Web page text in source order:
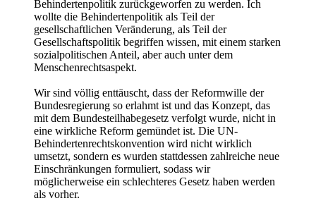
Behindertenpolitik zurückgeworfen zu werden. Ich
wollte die Behindertenpolitik als Teil der
gesellschaftlichen Veränderung, als Teil der
Gesellschaftspolitik begriffen wissen, mit einem starken
sozialpolitischen Anteil, aber auch unter dem
Menschenrechtsaspekt.
Wir sind völlig enttäuscht, dass der Reformwille der
Bundesregierung so erlahmt ist und das Konzept, das
mit dem Bundesteilhabegesetz verfolgt wurde, nicht in
eine wirkliche Reform gemündet ist. Die UN-
Behindertenrechtskonvention wird nicht wirklich
umsetzt, sondern es wurden stattdessen zahlreiche neue
Einschränkungen formuliert, sodass wir
möglicherweise ein schlechteres Gesetz haben werden
als vorher.